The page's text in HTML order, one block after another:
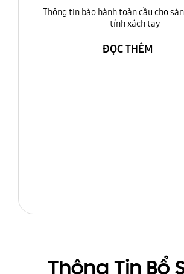
Thông tin bảo hành toàn cầu cho
tính xách tay
ĐỌC THÊM
Thông Tin Bổ